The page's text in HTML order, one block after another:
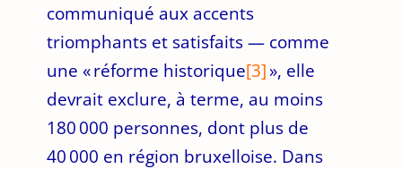
communiqué aux accents
triomphants et satisfaits — comme
une « réforme historique[3]», elle
devrait exclure, à terme, au moins
180 000 personnes, dont plus de
40 000 en région bruxelloise. Dans